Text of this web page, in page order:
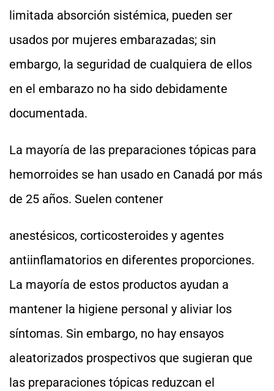
limitada absorción sistémica, pueden ser
usados por mujeres embarazadas; sin
embargo, la seguridad de cualquiera de ellos
en el embarazo no ha sido debidamente
documentada.
La mayoría de las preparaciones tópicas para
hemorroides se han usado en Canadá por más
de 25 años. Suelen contener
anestésicos, corticosteroides y agentes
antiinflamatorios en diferentes proporciones.
La mayoría de estos productos ayudan a
mantener la higiene personal y aliviar los
síntomas. Sin embargo, no hay ensayos
aleatorizados prospectivos que sugieran que
las preparaciones tópicas reduzcan el